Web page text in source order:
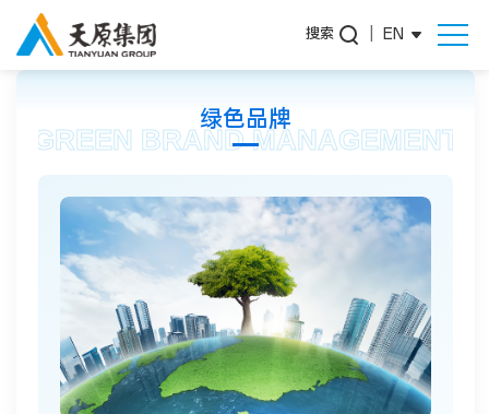
搜索 EN
GREEN BRAND MANAGEMENT
绿色品牌